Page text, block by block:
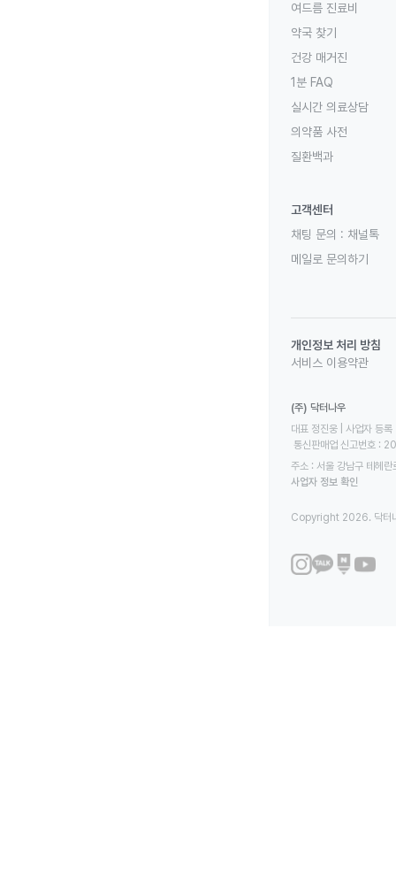
여드름 진료비
약국 찾기
건강 매거진
1분 FAQ
실시간 의료상담
의약품 사전
질환백과
고객센터
채팅 문의 : 채널톡
메일로 문의하기
개인정보 처리 방침
서비스 이용약관
(주) 닥터나우
대표 정진웅 | 사업자
통신판매업 신고번호
주소 : 서울 강남구 테헤
사업자 정보 확인
Copyright 2026. 닥터